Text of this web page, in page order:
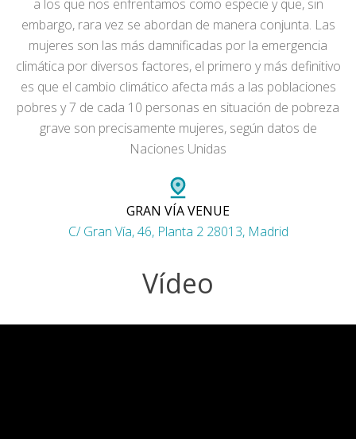
a los que nos enfrentamos como especie y que, sin
embargo, rara vez se abordan de manera conjunta. Las
mujeres son las más damnificadas por la emergencia
climática por diversos factores, el primero y más definitivo
es que el cambio climático afecta más a las poblaciones
pobres y 7 de cada 10 personas en situación de pobreza
grave son precisamente mujeres, según datos de
Naciones Unidas
GRAN VÍA VENUE
C/ Gran Vía, 46, Planta 2 28013, Madrid
Vídeo